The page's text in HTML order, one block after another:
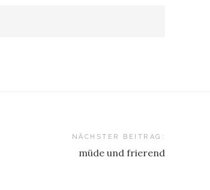
NÄCHSTER BEITRAG:
müde und frierend